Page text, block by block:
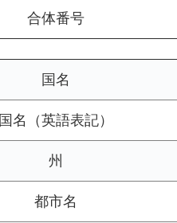
合体番号
国名
国名（英語表記）
州
都市名